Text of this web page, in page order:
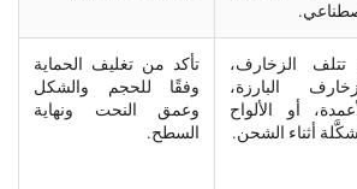
تتلف الزخارف،
البارزة،
أو الألواح
أثناء الشحن.
تأكد من تغليف الحماية
وفقًا للحجم والشكل
وعمق النحت ونهاية
السطح.